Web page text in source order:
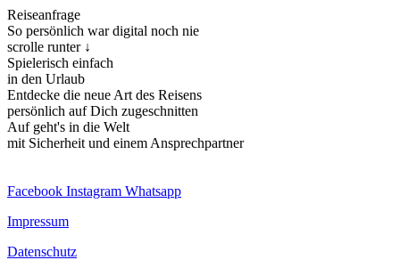
Reiseanfrage
So persönlich war digital noch nie
scrolle runter ↓
Spielerisch einfach
in den Urlaub
Entdecke die neue Art des Reisens
persönlich auf Dich zugeschnitten
Auf geht's in die Welt
mit Sicherheit und einem Ansprechpartner
Facebook Instagram Whatsapp
Impressum
Datenschutz